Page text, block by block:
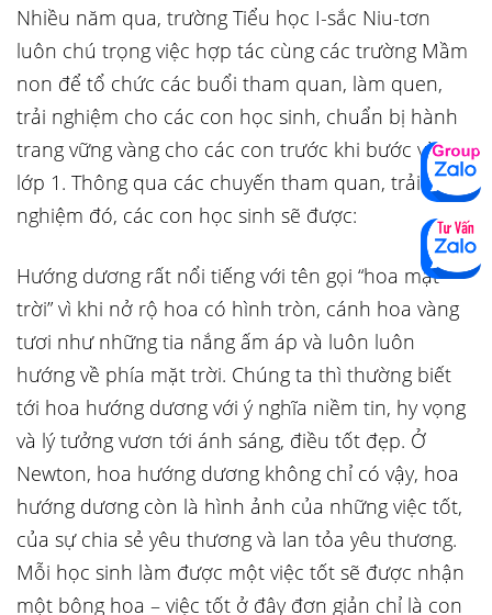
Nhiều năm qua, trường Tiểu học I-sắc Niu-tơn
luôn chú trọng việc hợp tác cùng các trường Mầm
non để tổ chức các buổi tham quan, làm quen,
trải nghiệm cho các con học sinh, chuẩn bị hành
trang vững vàng cho các con trước khi bước vào
lớp 1. Thông qua các chuyến tham quan, trải
nghiệm đó, các con học sinh sẽ được:
Hướng dương rất nổi tiếng với tên gọi “hoa mặt
trời” vì khi nở rộ hoa có hình tròn, cánh hoa vàng
tươi như những tia nắng ấm áp và luôn luôn
hướng về phía mặt trời. Chúng ta thì thường biết
tới hoa hướng dương với ý nghĩa niềm tin, hy vọng
và lý tưởng vươn tới ánh sáng, điều tốt đẹp. Ở
Newton, hoa hướng dương không chỉ có vậy, hoa
hướng dương còn là hình ảnh của những việc tốt,
của sự chia sẻ yêu thương và lan tỏa yêu thương.
Mỗi học sinh làm được một việc tốt sẽ được nhận
một bông hoa – việc tốt ở đây đơn giản chỉ là con